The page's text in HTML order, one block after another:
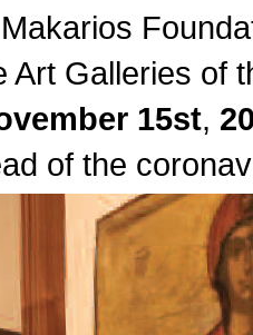
Art Galleries of
15st,
of the